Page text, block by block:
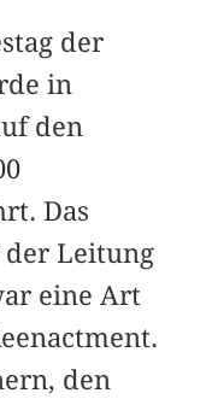
der
in
den
Das
der Leitung
eine Art
den